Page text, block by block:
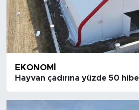
EKONOMI
Hayvan çadırına yüzde 50 hibe